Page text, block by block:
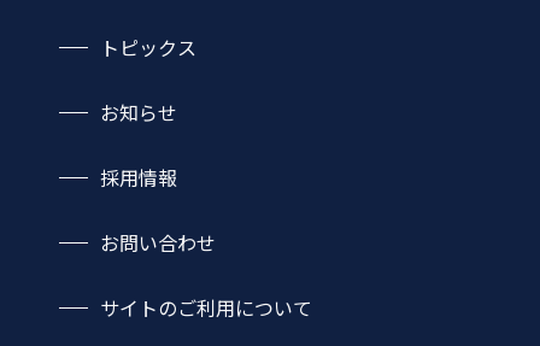
プラント・エネルギー
建設機械・産業機械
土木・建築・設備
ガバナンス
トピックス
お知らせ
採用情報
お問い合わせ
サイトのご利用について